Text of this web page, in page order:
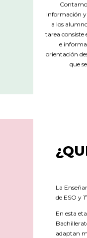
Información
a los
tarea consiste
e
orientación
que
La
de ESO y
En esta
adaptan